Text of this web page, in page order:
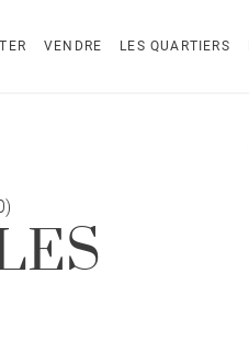
VENDRE LES QUARTIERS